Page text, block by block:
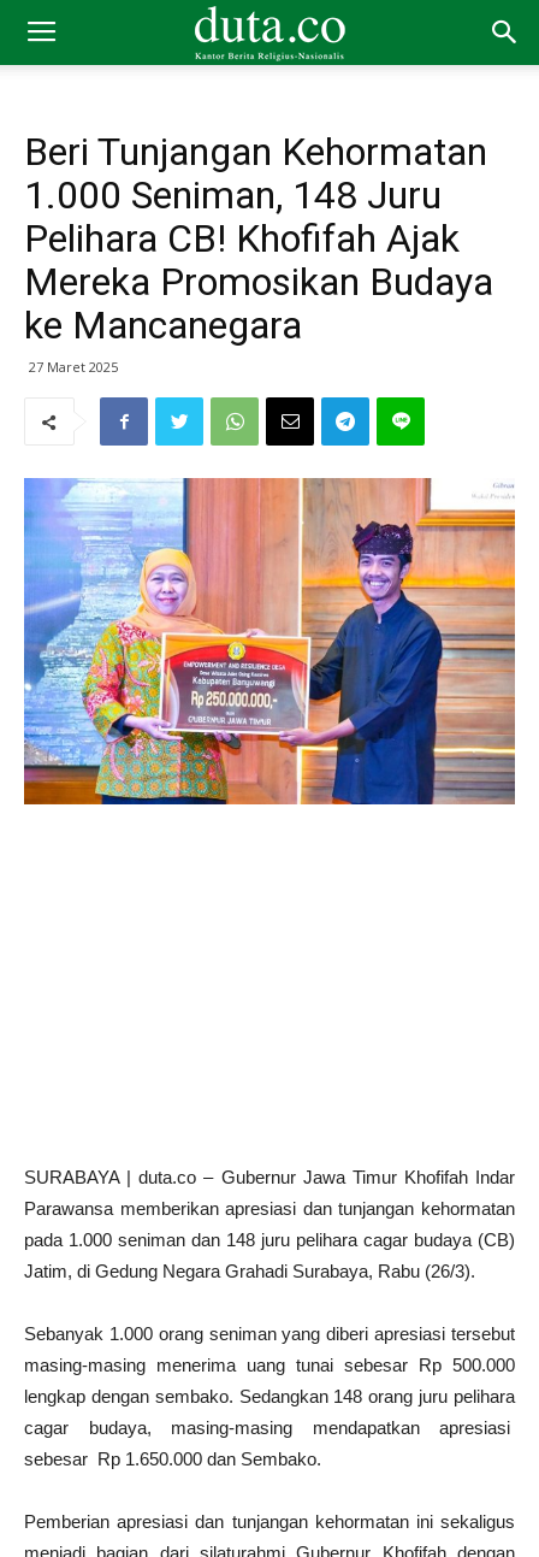
Beri Tunjangan Kehormatan
1.000 Seniman, 148 Juru
Pelihara CB! Khofifah Ajak
Mereka Promosikan Budaya
ke Mancanegara
27 Maret 2025
SURABAYA | duta.co – Gubernur Jawa Timur Khofifah Indar
Parawansa memberikan apresiasi dan tunjangan kehormatan
pada 1.000 seniman dan 148 juru pelihara cagar budaya (CB)
Jatim, di Gedung Negara Grahadi Surabaya, Rabu (26/3).
Sebanyak 1.000 orang seniman yang diberi apresiasi tersebut
masing-masing menerima uang tunai sebesar Rp 500.000
lengkap dengan sembako. Sedangkan 148 orang juru pelihara
cagar budaya, masing-masing mendapatkan apresiasi
sebesar Rp 1.650.000 dan Sembako.
Pemberian apresiasi dan tunjangan kehormatan ini sekaligus